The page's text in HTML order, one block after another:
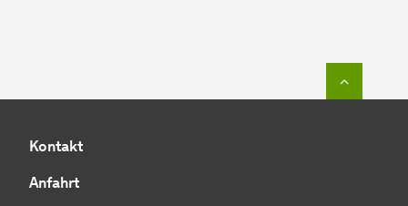
Kontakt
Anfahrt